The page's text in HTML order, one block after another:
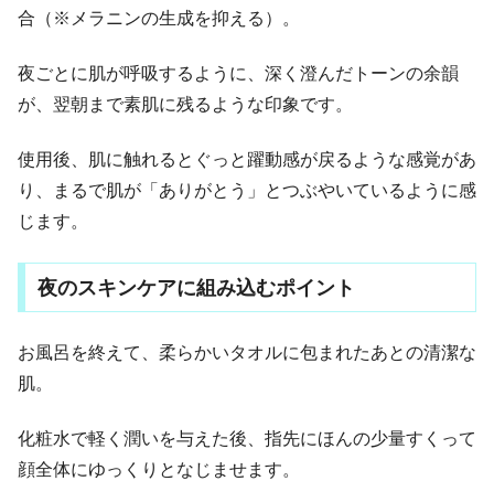
合（※メラニンの生成を抑える）。
夜ごとに肌が呼吸するように、深く澄んだトーンの余韻
が、翌朝まで素肌に残るような印象です。
使用後、肌に触れるとぐっと躍動感が戻るような感覚があ
り、まるで肌が「ありがとう」とつぶやいているように感
じます。
夜のスキンケアに組み込むポイント
お風呂を終えて、柔らかいタオルに包まれたあとの清潔な
肌。
化粧水で軽く潤いを与えた後、指先にほんの少量すくって
顔全体にゆっくりとなじませます。